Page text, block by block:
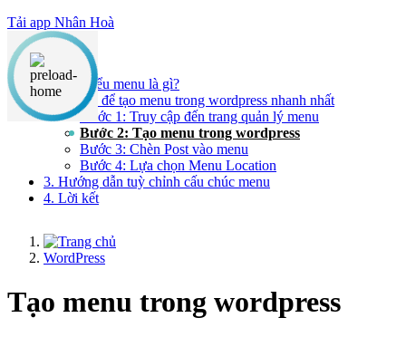
Tải app Nhân Hoà
Nội dung chính
1. Tìm hiểu menu là gì?
2. 4 bước để tạo menu trong wordpress nhanh nhất
Bước 1: Truy cập đến trang quản lý menu
Bước 2: Tạo menu trong wordpress
Bước 3: Chèn Post vào menu
Bước 4: Lựa chọn Menu Location
3. Hướng dẫn tuỳ chỉnh cấu chúc menu
4. Lời kết
WordPress
Tạo menu trong wordpress